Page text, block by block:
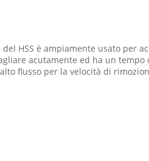
HSS è ampiamente usato per
acutamente ed ha un
flusso per la velocità di